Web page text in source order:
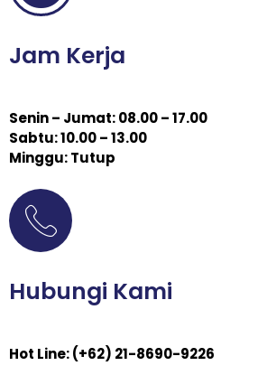
Jam Kerja
Senin – Jumat: 08.00 – 17.00
Sabtu: 10.00 – 13.00
Minggu: Tutup
Hubungi Kami
Hot Line: (+62) 21-8690-9226